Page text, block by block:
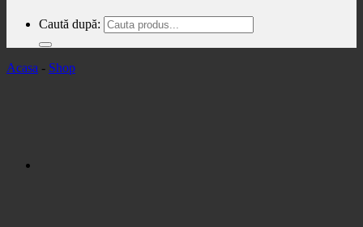
Caută după:
Acasa - Shop